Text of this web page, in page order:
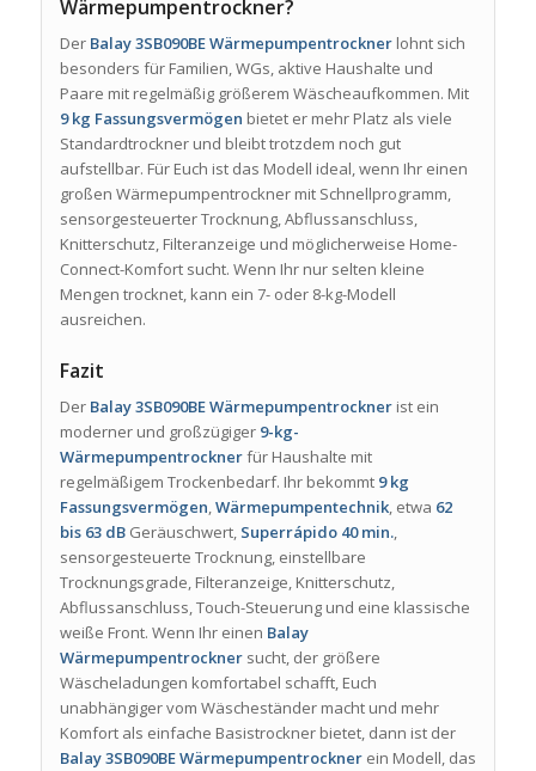
Wärmepumpentrockner?
Der Balay 3SB090BE Wärmepumpentrocknerlohnt sich
besonders für Familien, WGs, aktive Haushalte und
Paare mit regelmäßig größerem Wäscheaufkommen. Mit
9 kg Fassungsvermögen bietet er mehr Platz als viele
Standardtrockner und bleibt trotzdem noch gut
aufstellbar. Für Euch ist das Modell ideal, wenn Ihr einen
großen Wärmepumpentrockner mit Schnellprogramm,
sensorgesteuerter Trocknung, Abflussanschluss,
Knitterschutz, Filteranzeige und möglicherweise Home-
Connect-Komfort sucht. Wenn Ihr nur selten kleine
Mengen trocknet, kann ein 7- oder 8-kg-Modell
ausreichen.
Fazit
Der Balay 3SB090BE Wärmepumpentrocknerist ein
moderner und großzügiger 9-kg-
Wärmepumpentrocknerfür Haushalte mit
regelmäßigem Trockenbedarf. Ihr bekommt 9 kg
Fassungsvermögen,Wärmepumpentechnik, etwa 62
bis 63 dBGeräuschwert, Superrápido 40 min.,
sensorgesteuerte Trocknung, einstellbare
Trocknungsgrade, Filteranzeige, Knitterschutz,
Abflussanschluss, Touch-Steuerung und eine klassische
weiße Front. Wenn Ihr einen Balay
Wärmepumpentrocknersucht, der größere
Wäscheladungen komfortabel schafft, Euch
unabhängiger vom Wäscheständer macht und mehr
Komfort als einfache Basistrockner bietet, dann ist der
Balay 3SB090BE Wärmepumpentrocknerein Modell, das